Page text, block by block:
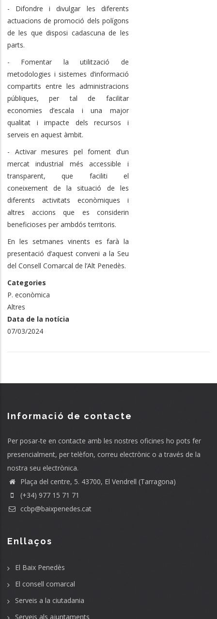
- Difondre i divulgar les diferents
actuacions de promoció dels polígons
de les que disposi cadascuna de les
parts.
- Fomentar la utilització de
metodologies i sistemes d’informació
compartits entre les administracions
públiques, per tal de facilitar
economies d’escala i una major
qualitat i impacte dels recursos i
serveis en aquest àmbit.
- Activar mesures pel foment d’un
mercat industrial més accessible i
transparent, que faciliti el
coneixement de la situació de les
diferents activitats econòmiques i
altres accions que es considerin
beneficioses per ambdós territoris.
En les setmanes vinents es farà la
presentació d’aquest conveni a la Seu
del Consell Comarcal de l’Alt Penedès.
Categories
P. econòmica
Altres
Data de la notícia
07/03/2024
Informació de contacte
Per posar-te en contacte amb les nostres oficines ho pots fer
presencialment, per telèfon, correu electrònic o a través de la
nostra seu electrònica.
Plaça del centre, 5. 43700, El Vendrell (Tarragona)
(+34) 977 15 71 71
ccbp@baixpenedes.cat
Enllaços
El Baix Penedès
El consell comarcal
Serveis a la ciutadania
Serveis als ajuntaments